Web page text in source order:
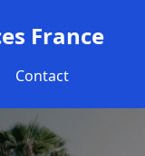
France
Contact